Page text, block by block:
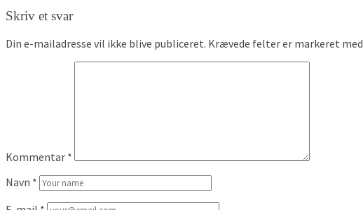
Skriv et svar
Din e-mailadresse vil ikke blive publiceret. Krævede felter er markeret med
Kommentar *
Navn *